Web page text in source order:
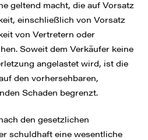
geltend macht, die auf Vorsatz
einschließlich von Vorsatz
von Vertretern oder
Soweit dem Verkäufer keine
angelastet wird, ist die
den vorhersehbaren,
Schaden begrenzt.
den gesetzlichen
schuldhaft eine wesentliche